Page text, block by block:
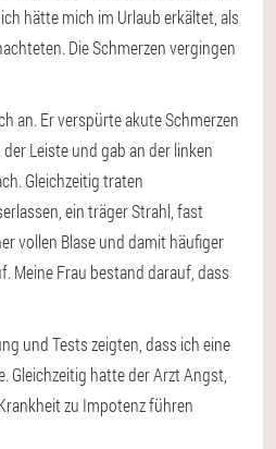
hätte mich im Urlaub erkältet, als
Die Schmerzen vergingen
an. Er verspürte akute Schmerzen
Leiste und gab an der linken
Gleichzeitig traten
ein träger Strahl, fast
vollen Blase und damit häufiger
Meine Frau bestand darauf, dass
und Tests zeigten, dass ich eine
Gleichzeitig hatte der Arzt Angst,
zu Impotenz führen